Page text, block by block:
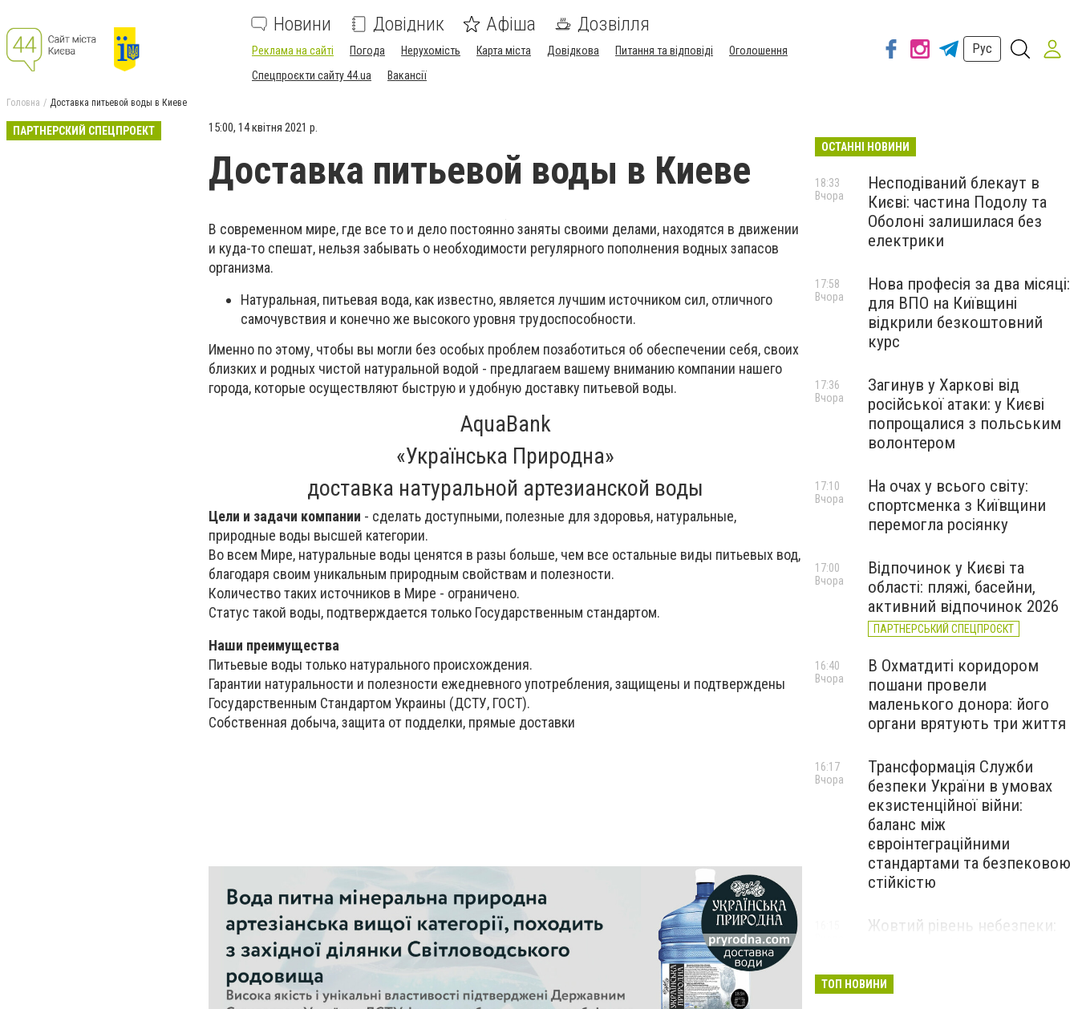
Новини Довідник Афіша Дозвілля
Реклама на сайті Погода Нерухомість Карта міста Довідкова Питання та відповіді
Оголошення
Спецпроєкти сайту 44.ua
Вакансії
Рус
Головна Доставка питьевой воды в Киеве
ПАРТНЕРСКИЙ СПЕЦПРОЕКТ 15:00, 14 квітня 2021 р.
Доставка питьевой воды в Киеве
В современном мире, где все то и дело постоянно заняты своими делами, находятся в движении
и куда-то спешат, нельзя забывать о необходимости регулярного пополнения водных запасов
организма.
Натуральная, питьевая вода, как известно, является лучшим источником сил, отличного
самочувствия и конечно же высокого уровня трудоспособности.
Именно по этому, чтобы вы могли без особых проблем позаботиться об обеспечении себя, своих
близких и родных чистой натуральной водой - предлагаем вашему вниманию компании нашего
города, которые осуществляют быструю и удобную доставку питьевой воды.
AquaBank
«Українська Природна»
доставка натуральной артезианской воды
Цели и задачи компании - сделать доступными, полезные для здоровья, натуральные,
природные воды высшей категории.
Во всем Мире, натуральные воды ценятся в разы больше, чем все остальные виды питьевых вод,
благодаря своим уникальным природным свойствам и полезности.
Количество таких источников в Мире - ограничено.
Статус такой воды, подтверждается только Государственным стандартом.
Наши преимущества
Питьевые воды только натурального происхождения.
Гарантии натуральности и полезности ежедневного употребления, защищены и подтверждены
Государственным Стандартом Украины (ДСТУ, ГОСТ).
Собственная добыча, защита от подделки, прямые доставки
ОСТАННІ НОВИНИ
Несподіваний блекаут в
Києві: частина Подолу та
Оболоні залишилася без
електрики
18:33
Вчора
Нова професія за два місяці:
для ВПО на Київщині
відкрили безкоштовний
курс
17:58
Вчора
Загинув у Харкові від
російської атаки: у Києві
попрощалися з польським
волонтером
17:36
Вчора
На очах у всього світу:
спортсменка з Київщини
перемогла росіянку
17:10
Вчора
Відпочинок у Києві та
області: пляжі, басейни,
активний відпочинок 2026
ПАРТНЕРСЬКИЙ СПЕЦПРОЄКТ
17:00
Вчора
В Охматдиті коридором
пошани провели
маленького донора: його
органи врятують три життя
16:40
Вчора
Трансформація Служби
безпеки України в умовах
екзистенційної війни:
баланс між
євроінтеграційними
стандартами та безпековою
стійкістю
16:17
Вчора
Жовтий рівень небезпеки:
ТОП НОВИНИ